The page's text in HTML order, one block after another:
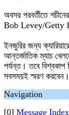
অবসর পরবর্তীতে
Bob Levey/Getty
ইনজুরির জন্য
আন্তর্জাতিক ম্যাচ
পর্যন্ত। তবে বিশ্বকাপ
সবসময়ই স্মরণ করবেন।
Navigation
[0] Message Index